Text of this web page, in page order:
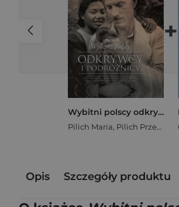
Wybitni polscy odkrywcy i podróżnicy
Pilich Maria, Pilich Przemysław
+
Opis Szczegóły produktu